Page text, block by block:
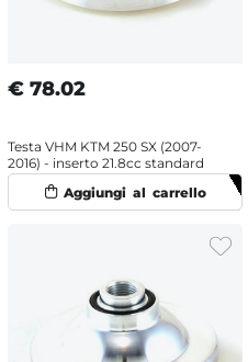
€ 78.02
Testa VHM KTM 250 SX (2007-
2016) - inserto 21.8cc standard